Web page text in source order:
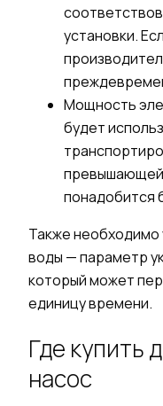
установки.
Мощность
будет
превышающей
понадобится
Также необходимо
воды — параметр
который может
единицу времени.
Где купить
насос